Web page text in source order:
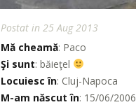
Postat in 25 Aug 2013
Mă cheamă: Paco
Şi sunt: băieţel
Locuiesc în: Cluj-Napoca
M-am născut în: 15/06/2006